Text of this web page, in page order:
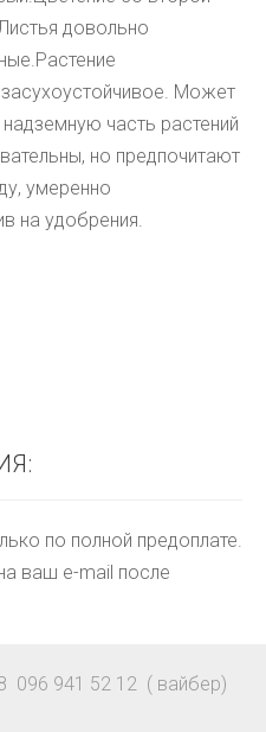
по полной предоплате.
ваш e-mail после
довольно
Растение
Может
часть растений
но предпочитают
умеренно
на удобрения.
941 52 12 ( вайбер)